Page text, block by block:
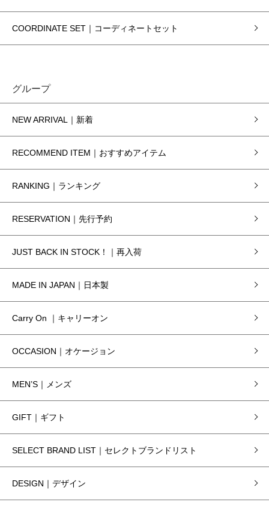
COORDINATE SET｜コーディネートセット
グループ
NEW ARRIVAL｜新着
RECOMMEND ITEM｜おすすめアイテム
RANKING｜ランキング
RESERVATION｜先行予約
JUST BACK IN STOCK！｜再入荷
MADE IN JAPAN｜日本製
Carry On ｜キャリーオン
OCCASION｜オケージョン
MEN’S｜メンズ
GIFT｜ギフト
SELECT BRAND LIST｜セレクトブランドリスト
DESIGN｜デザイン